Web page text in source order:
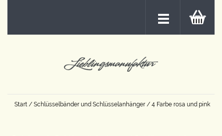
Start / Schlüsselbänder und Schlüsselanhänger / 4 Farbe rosa und pink